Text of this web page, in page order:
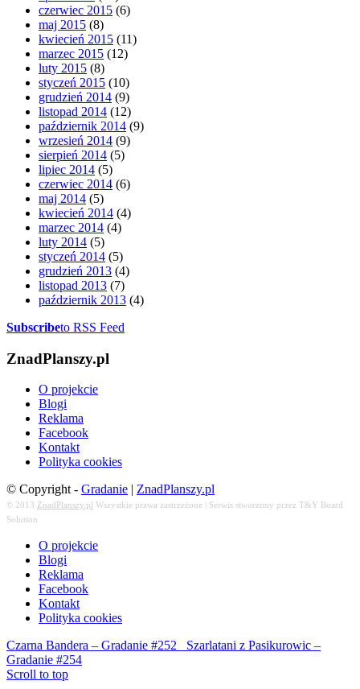
czerwiec 2015 (6)
maj 2015 (8)
kwiecień 2015 (11)
marzec 2015 (12)
luty 2015 (8)
styczeń 2015 (10)
grudzień 2014 (9)
listopad 2014 (12)
październik 2014 (9)
wrzesień 2014 (9)
sierpień 2014 (5)
lipiec 2014 (5)
czerwiec 2014 (6)
maj 2014 (5)
kwiecień 2014 (4)
marzec 2014 (4)
luty 2014 (5)
styczeń 2014 (5)
grudzień 2013 (4)
listopad 2013 (7)
październik 2013 (4)
Subscribeto RSS Feed
ZnadPlanszy.pl
O projekcie
Blogi
Reklama
Facebook
Kontakt
Polityka cookies
© Copyright - Gradanie | ZnadPlanszy.pl
© 2013 ZnadPlanszy.pl Wszystkie prawa zastrzeżone | Serwis stworzony przez T&Y Board
Solution
O projekcie
Blogi
Reklama
Facebook
Kontakt
Polityka cookies
Czarna Bandera – Gradanie #252
Szarlatani z Pasikurowic –
Gradanie #254
Scroll to top